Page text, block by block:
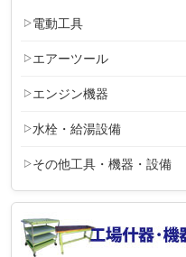
電動工具
エアーツール
エンジン機器
水栓・給湯設備
その他工具・機器・設備